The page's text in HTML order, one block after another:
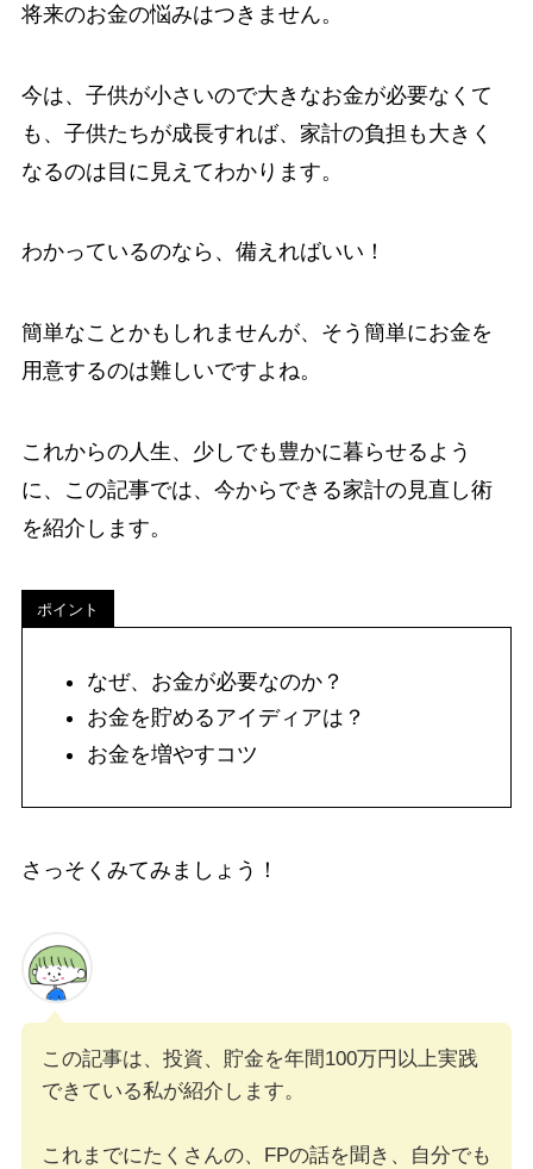
将来のお金の悩みはつきません。
今は、子供が小さいので大きなお金が必要なくて
も、子供たちが成長すれば、家計の負担も大きく
なるのは目に見えてわかります。
わかっているのなら、備えればいい！
簡単なことかもしれませんが、そう簡単にお金を
用意するのは難しいですよね。
これからの人生、少しでも豊かに暮らせるよう
に、この記事では、今からできる家計の見直し術
を紹介します。
ポイント
なぜ、お金が必要なのか？
お金を貯めるアイディアは？
お金を増やすコツ
さっそくみてみましょう！
この記事は、投資、貯金を年間100万円以上実践
できている私が紹介します。
これまでにたくさんの、FPの話を聞き、自分でも